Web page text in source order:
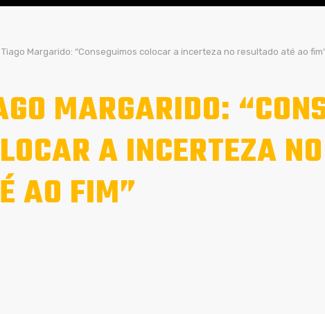
Tiago Margarido: “Conseguimos colocar a incerteza no resultado até ao
MARGARIDO:
A INCERTEZA
AO FIM”